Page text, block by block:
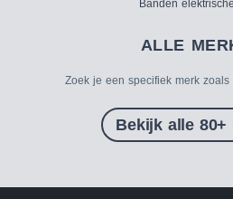
Banden
ALLE
Zoek je een specifiek merk
Bekijk alle 80+